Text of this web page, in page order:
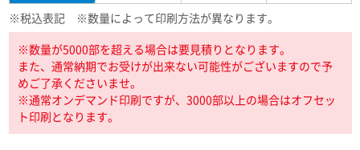
※税込表記 ※数量によって印刷方法が異なります。
※数量が5000部を超える場合は要見積りとなります。
また、通常納期でお受けが出来ない可能性がございますので予
めご了承くださいませ。
※通常オンデマンド印刷ですが、3000部以上の場合はオフセッ
ト印刷となります。